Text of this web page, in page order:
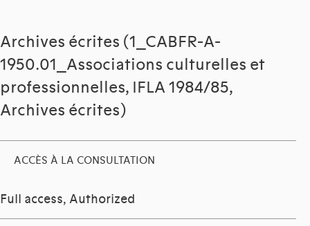
Archives écrites (1_CABFR-A-
1950.01_Associations culturelles et
professionnelles, IFLA 1984/85,
Archives écrites)
ACCÈS À LA CONSULTATION
Full access, Authorized